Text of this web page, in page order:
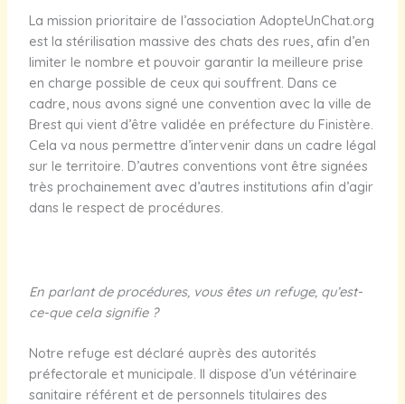
La mission prioritaire de l’association AdopteUnChat.org
est la stérilisation massive des chats des rues, afin d’en
limiter le nombre et pouvoir garantir la meilleure prise
en charge possible de ceux qui souffrent. Dans ce
cadre, nous avons signé une convention avec la ville de
Brest qui vient d’être validée en préfecture du Finistère.
Cela va nous permettre d’intervenir dans un cadre légal
sur le territoire. D’autres conventions vont être signées
très prochainement avec d’autres institutions afin d’agir
dans le respect de procédures.
En parlant de procédures, vous êtes un refuge, qu’est-
ce-que cela signifie ?
Notre refuge est déclaré auprès des autorités
préfectorale et municipale. Il dispose d’un vétérinaire
sanitaire référent et de personnels titulaires des